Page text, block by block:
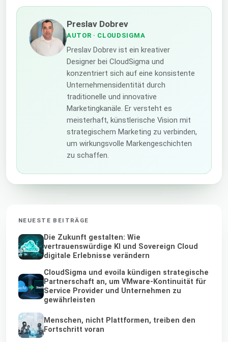
Preslav Dobrev
AUTOR · CLOUDSIGMA
Preslav Dobrev ist ein kreativer
Designer bei CloudSigma und
konzentriert sich auf eine konsistente
Unternehmensidentität durch
traditionelle und innovative
Marketingkanäle. Er versteht es
meisterhaft, künstlerische Vision mit
strategischem Marketing zu verbinden,
um wirkungsvolle Markengeschichten
zu schaffen.
NEUESTE BEITRÄGE
Die Zukunft gestalten: Wie
vertrauenswürdige KI und Sovereign Cloud
digitale Erlebnisse verändern
CloudSigma und evoila kündigen strategische
Partnerschaft an, um VMware-Kontinuität für
Service Provider und Unternehmen zu
gewährleisten
Menschen, nicht Plattformen, treiben den
Fortschritt voran